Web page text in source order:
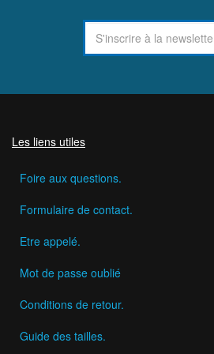
Les liens utiles
Foire aux questions.
Formulaire de contact.
Etre appelé.
Mot de passe oublié
Conditions de retour.
Guide des tailles.